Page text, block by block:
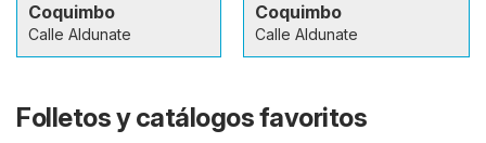
Coquimbo
Calle Aldunate
Coquimbo
Calle Aldunate
Folletos y catálogos favoritos